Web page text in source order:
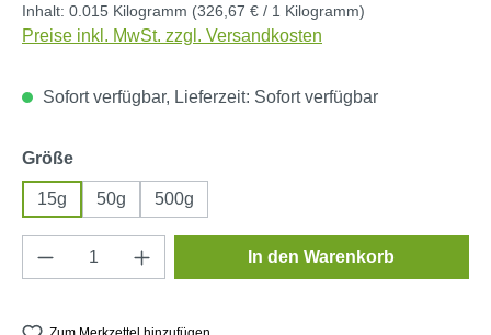
Inhalt: 0.015 Kilogramm (326,67 € / 1 Kilogramm)
Preise inkl. MwSt. zzgl. Versandkosten
Sofort verfügbar, Lieferzeit: Sofort verfügbar
Größeauswählen
15g 50g 500g
Produkt Anzahl: Gib den gewünschten
In den Warenkorb